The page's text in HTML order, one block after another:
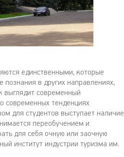
единственными, которые
познания в других направлениях,
выглядит современный
современных тенденциях
для студентов выступает наличие
переобучением и
для себя очную или заочную
институт индустрии туризма им.